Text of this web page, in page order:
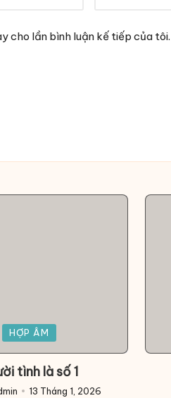
cho lần bình luận kế tiếp của tôi.
HỢP ÂM
tình là số 1
13 Tháng 1, 2026